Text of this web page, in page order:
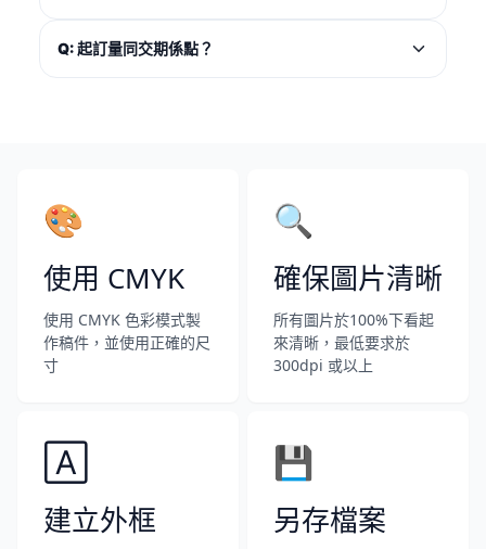
Q: 起訂量同交期係點？
🎨
使用 CMYK
使用 CMYK 色彩模式製
作稿件，並使用正確的尺
寸
🔍
確保圖片清晰
所有圖片於100%下看起
來清晰，最低要求於
300dpi 或以上
🄰
建立外框
💾
另存檔案